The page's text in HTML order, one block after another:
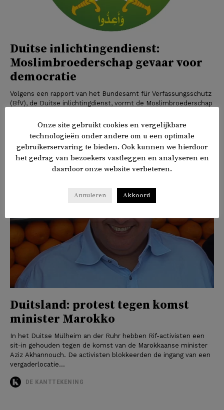
Duitse inlichtingendienst:
Moslimbroederschap gevaar voor
democratie
Volgens een rapport van het Bundesamt für Verfassungsschutz
(BfV), de Duitse inlichtingdienst, vormt de Moslimbroederschap
Deutsche Welle. De Duitse inlichtingendienst...
DE KANTTEKENING
Duitsland: protest tegen komst
minister Marokko
In het Duitse Mülheim an der Ruhr hebben Rif-activisten een
sit-in gehouden tegen de komst van de Marokkaanse minister
Aziz Akhannouch. De activisten blokkeerden de ingang van een
vergaderlocatie...
DE KANTTEKENING
Onze site gebruikt cookies en vergelijkbare
technologieën onder andere om u een optimale
gebruikerservaring te bieden. Ook kunnen we hierdoor
het gedrag van bezoekers vastleggen en analyseren en
daardoor onze website verbeteren.
Annuleren Akkoord